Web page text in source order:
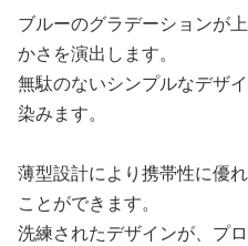
ブルーのグラデーションが
かさを演出します。
無駄のないシンプルなデザ
染みます。
薄型設計により携帯性に優
ことができます。
洗練されたデザインが、プ